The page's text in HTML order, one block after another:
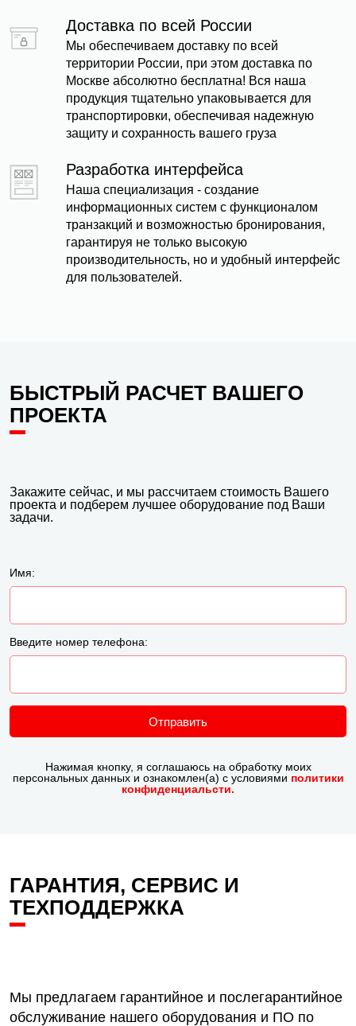
Доставка по всей России
Мы обеспечиваем доставку по всей
территории России, при этом доставка по
Москве абсолютно бесплатна! Вся наша
продукция тщательно упаковывается для
транспортировки, обеспечивая надежную
защиту и сохранность вашего груза
Разработка интерфейса
Наша специализация - создание
информационных систем с функционалом
транзакций и возможностью бронирования,
гарантируя не только высокую
производительность, но и удобный интерфейс
для пользователей.
БЫСТРЫЙ РАСЧЕТ ВАШЕГО
ПРОЕКТА
Закажите сейчас, и мы рассчитаем стоимость Вашего
проекта и подберем лучшее оборудование под Ваши
задачи.
Имя:
Введите номер телефона:
Отправить
Нажимая кнопку, я соглашаюсь на обработку моих
персональных данных и ознакомлен(а) с условиями политики
конфиденциальсти.
ГАРАНТИЯ, СЕРВИС И
ТЕХПОДДЕРЖКА
Мы предлагаем гарантийное и послегарантийное
обслуживание нашего оборудования и ПО по